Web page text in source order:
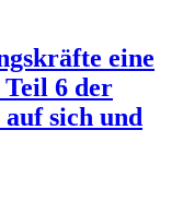
eine
Teil 6 der
sich und